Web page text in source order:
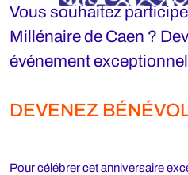
Vous souhaitez
Millénaire de Caen ?
événement
DEVENEZ
Pour célébrer cet anniversaire